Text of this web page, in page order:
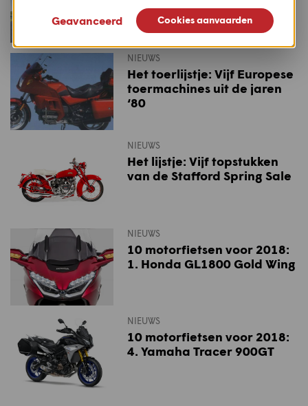
NIEUWS
Het toerlijstje: Vijf Europese
toermachines uit de jaren
‘80
NIEUWS
Het lijstje: Vijf topstukken
van de Stafford Spring Sale
NIEUWS
10 motorfietsen voor 2018:
1. Honda GL1800 Gold Wing
NIEUWS
10 motorfietsen voor 2018:
4. Yamaha Tracer 900GT
Geavanceerd Cookies aanvaarden